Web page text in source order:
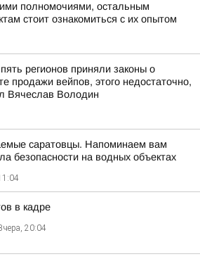
полномочиями, остальным
стоит ознакомиться с их опытом
регионов приняли законы о
продажи вейпов, этого недостаточно,
Вячеслав Володин
саратовцы. Напоминаем вам
безопасности на водных объектах
в кадре
20:04